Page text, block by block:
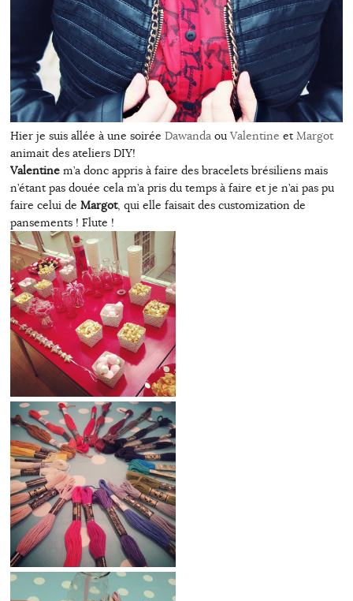
Hier je suis allée à une soirée Dawandaou Valentine etMargot
animait des ateliers DIY!
Valentinem’a donc appris à faire des bracelets brésiliens mais
n’étant pas douée cela m’a pris du temps à faire et je n’ai pas pu
faire celui de Margot, qui elle faisait des customization de
pansements ! Flute !